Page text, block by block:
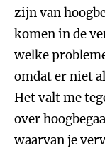
zijn van
komen in de
welke
omdat er niet
Het valt me
over
waarvan je